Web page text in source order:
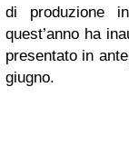
di produzione
quest’anno ha
presentato in
giugno.